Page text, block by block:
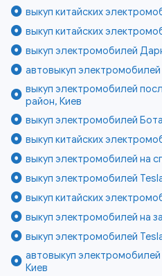
выкуп китайских
выкуп китайских
выкуп электромобилей
автовыкуп
выкуп электромобилей
район, Киев
выкуп электромобилей
выкуп китайских
выкуп электромобилей на
выкуп электромобилей
выкуп китайских
выкуп электромобилей на
выкуп электромобилей
автовыкуп
Киев